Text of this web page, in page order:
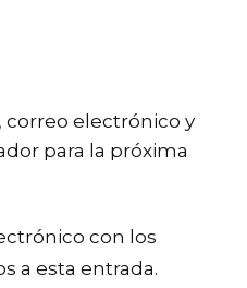
electrónico y
para la próxima
con los
a esta entrada.